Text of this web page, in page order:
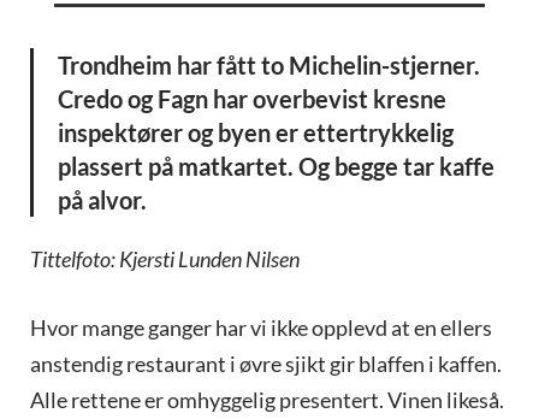
Trondheim har fått to Michelin-stjerner.
Credo og Fagn har overbevist kresne
inspektører og byen er ettertrykkelig
plassert på matkartet. Og begge tar kaffe
på alvor.
Tittelfoto: Kjersti Lunden Nilsen
Hvor mange ganger har vi ikke opplevd at en ellers
anstendig restaurant i øvre sjikt gir blaffen i kaffen.
Alle rettene er omhyggelig presentert. Vinen likeså.